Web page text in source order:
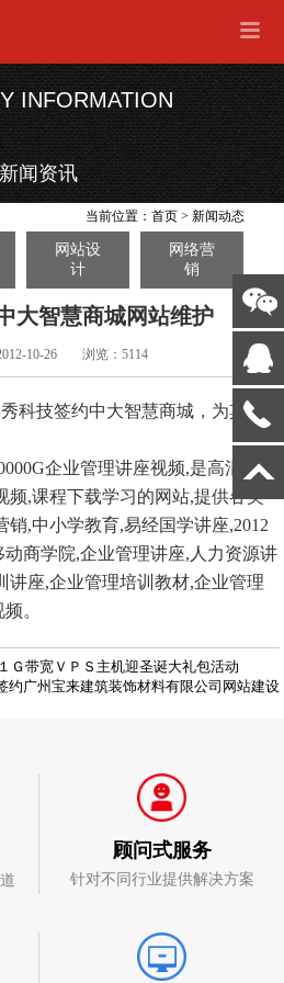
INFORMATION
新闻资讯
当前位置：首页 >新闻动态
网站设
计
网络营
销
大智慧商城网站维护
10-26 浏览：5114
科技签约中大智慧商城，为其完
企业管理讲座视频,是高清名师
频,课程下载学习的网站,提供各类
销,中小学教育,易经国学讲座,2012
商学院,企业管理讲座,人力资源讲
讲座,企业管理培训教材,企业管理
频。
Ｇ带宽ＶＰＳ主机迎圣诞大礼包活动
约广州宝来建筑装饰材料有限公司网站建设
顾问式服务
针对不同行业提供解决方案